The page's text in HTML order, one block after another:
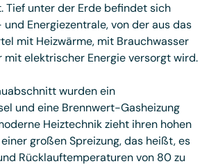
Tief unter der Erde befindet sich
Energiezentrale, von der aus das
mit Heizwärme, mit Brauchwasser
mit elektrischer Energie versorgt wird.
wurden ein
und eine Brennwert-Gasheizung
Heiztechnik zieht ihren hohen
großen Spreizung, das heißt, es
Rücklauftemperaturen von 80 zu